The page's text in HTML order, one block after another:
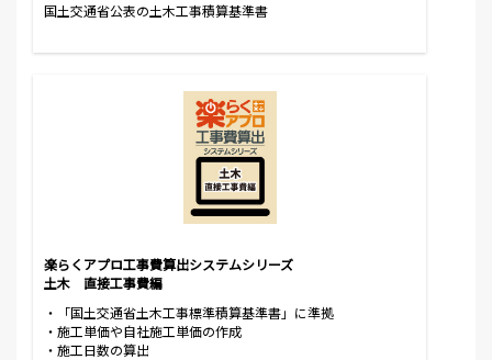
国土交通省公表の土木工事積算基準書
楽らくアプロ工事費算出システムシリーズ
土木 直接工事費編
・「国土交通省土木工事標準積算基準書」に準拠
・施工単価や自社施工単価の作成
・施工日数の算出